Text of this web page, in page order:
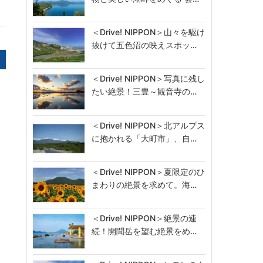
＜Drive! NIPPON＞山々を駆け
抜けて五色沼の映えスポッ…
＜Drive! NIPPON＞写真に残し
たい絶景！三豊～観音寺の…
＜Drive! NIPPON＞北アルプス
に抱かれる「大町市」、自…
＜Drive! NIPPON＞夏限定のひ
まわりの絶景を求めて。海…
＜Drive! NIPPON＞絶景の連
続！開聞岳を望む絶景をめ…